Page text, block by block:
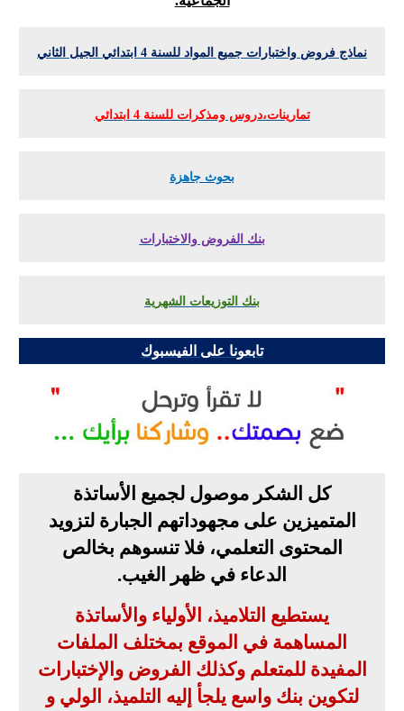
نماذج فروض واختبارات جميع المواد للسنة 4 ابتدائي الجيل الثاني
تمارينات،دروس ومذكرات للسنة 4 ابتدائي
بحوث جاهزة
بنك الفروض والاختبارات
بنك التوزيعات الشهرية
تابعونا على الفيسبوك
كل الشكر موصول لجميع الأساتذة
المتميزين على مجهوداتهم الجبارة لتزويد
المحتوى التعلمي، فلا تنسوهم بخالص
الدعاء في ظهر الغيب.
يستطيع التلاميذ، الأولياء والأساتذة
المساهمة في الموقع بمختلف الملفات
المفيدة للمتعلم وكذلك الفروض والإختبارات
لتكوين بنك واسع يلجأ إليه التلميذ، الولي و